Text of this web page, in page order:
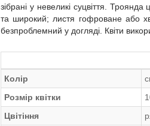
зібрані у невеликі суцвіття.
та широкий; листя гофроване або
безпроблемний у догляді. Квіти
Колір
Розмір квітки
Цвітіння